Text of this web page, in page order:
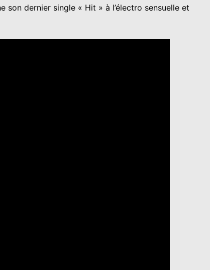
son dernier single « Hit » à l’électro sensuelle et